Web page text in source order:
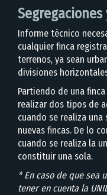
Informe técnico
cualquier finca
terrenos, ya sean
divisiones
Partiendo de una
realizar dos tipos de
cuando se realiza
nuevas fincas. De lo
cuando se realiza la
constituir una sola.
* En caso de que sea
tener en cuenta la